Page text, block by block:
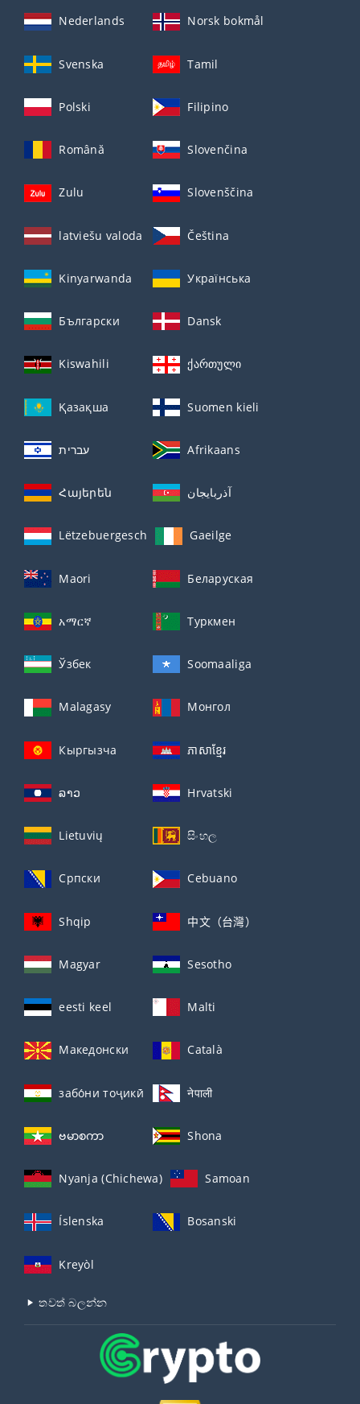
Nederlands Norsk bokmål
Svenska Tamil
Polski Filipino
Română Slovenčina
Zulu Slovenščina
latviešu valoda Čeština
Kinyarwanda Українська
Български Dansk
Kiswahili ქართული
Қазақша Suomen kieli
עברית Afrikaans
Հայերեն آذربايجان
Lëtzebuergesch Gaeilge
Maori Беларуская
አማርኛ Туркмен
Ўзбек Soomaaliga
Malagasy Монгол
Кыргызча ភាសាខ្មែរ
ລາວ Hrvatski
Lietuvių සිංහල
Српски Cebuano
Shqip 中文（台灣）
Magyar Sesotho
eesti keel Malti
Македонски Català
забо́ни тоҷикӣ́ नेपाली
ဗမာစကာ Shona
Nyanja (Chichewa) Samoan
Íslenska Bosanski
Kreyòl
තවත් බලන්න